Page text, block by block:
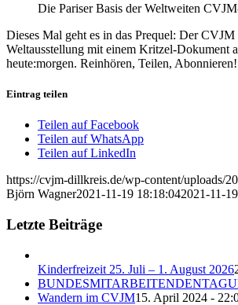
Die Pariser Basis der Weltweiten
Dieses Mal geht es in das Prequel: Der
Weltausstellung mit einem Kritzel-Dokument
heute:morgen. Reinhören, Teilen, Abonnieren!
Eintrag teilen
Teilen auf Facebook
Teilen auf WhatsApp
Teilen auf LinkedIn
https://cvjm-dillkreis.de/wp-content/uploads/
Björn Wagner2021-11-19 18:18:042021-11-
Letzte Beiträge
Kinderfreizeit 25. Juli – 1. August 2026
Wandern im CVJM15. April 2024 -